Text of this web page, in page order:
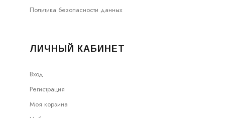
Политика безопасности данных
ЛИЧНЫЙ КАБИНЕТ
Вход
Регистрация
Моя корзина